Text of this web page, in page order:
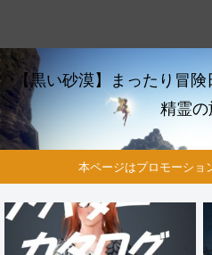
【黒い砂漠】まったり冒
精霊の
本ページはプロモーショ